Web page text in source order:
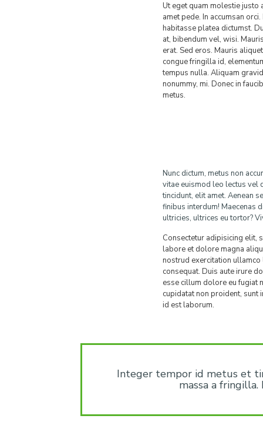
Ut eget quam molestie justo
amet pede. In accumsan
habitasse platea dictumst.
at, bibendum vel, wisi.
erat. Sed eros. Mauris
congue fringilla id,
tempus nulla. Aliquam
nonummy, mi. Donec in
metus.
Nunc dictum, metus non
vitae euismod leo lectus vel
tincidunt, elit amet. Aenean
finibus interdum! Maecenas
ultricies, ultrices eu tortor?
Consectetur adipisicing elit,
labore et dolore magna
nostrud exercitation
consequat. Duis aute irure
esse cillum dolore eu fugiat
cupidatat non proident, sunt
id est laborum.
Integer tempor id metus et
massa a